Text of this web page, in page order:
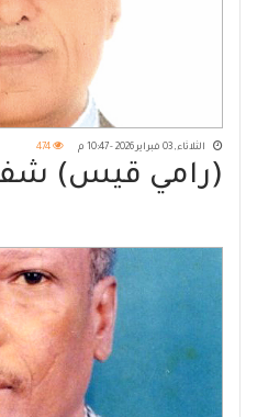
الثلاثاء, 03 فبراير 2026 - 10:47 م 474
(رامي قيس)